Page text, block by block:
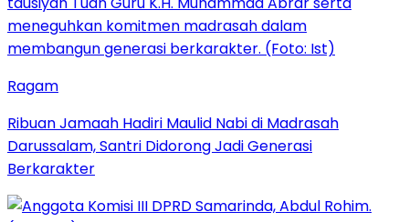
Ragam
Ribuan Jamaah Hadiri Maulid Nabi di Madrasah
Darussalam, Santri Didorong Jadi Generasi
Berkarakter